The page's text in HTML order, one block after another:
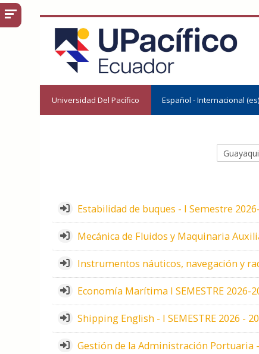
Salta al contenido principal
Universidad Del Pacífico Español - Internacional ‎(es)‎
Categorías
Estabilidad de buques - I Semestre
Mecánica de Fluidos y Maquinaria
Instrumentos náuticos, navegación y
Economía Marítima I SEMESTRE 2026-
Shipping English - I SEMESTRE 2026 -
Gestión de la Administración Portuaria